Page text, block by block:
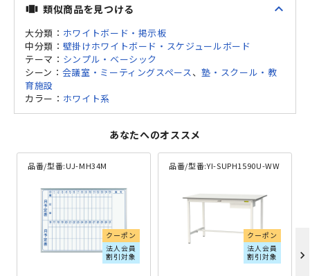
view_carousel 類似商品を見つける expand_less
大分類： ホワイトボード・掲示板
中分類： 壁掛けホワイトボード・スケジュールボード
テーマ： シンプル・ベーシック
シーン： 会議室・ミーティングスペース 、塾・スクール・教
育施設
カラー： ホワイト系
あなたへのオススメ
品番/型番:UJ-MH34M
クーポン
法人会員
割引対象
品番/型番:YI-SUPH1590U-WW
クーポン
法人会員
割引対象
chevron_right